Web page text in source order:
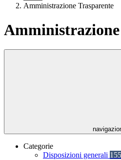
Amministrazione Trasparente
Categorie
Disposizioni generali 155